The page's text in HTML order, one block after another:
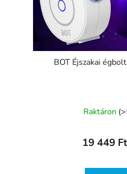
BOT Éjszakai
ből
Raktáron
19 449